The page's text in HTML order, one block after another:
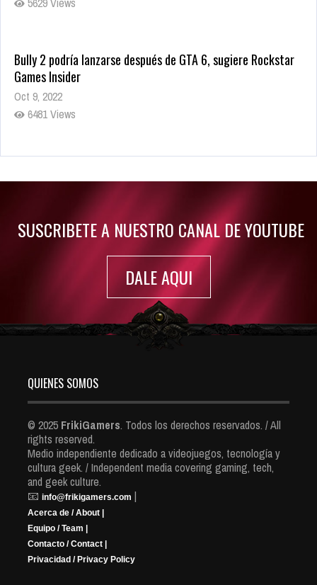
Bully 2 podría lanzarse después de GTA 6, sugiere Rockstar
Games Insider
Oct 9, 2022
6481 Views
Rumor: Se filtran los primeros detalles de Resident Evil 9
SUSCRIBETE A NUESTRO CANAL DE YOUTUBE
DALE AQUI
QUIENES SOMOS
© 2025 FrikiGamers. Todos los derechos reservados. / All
rights reserved.
Medio independiente dedicado a videojuegos, tecnología y
cultura geek. / Independent media covering gaming, tech,
and geek culture.
📧 info@frikigamers.com |
Acerca de / About |
Equipo / Team |
Contacto / Contact |
Privacidad / Privacy Policy